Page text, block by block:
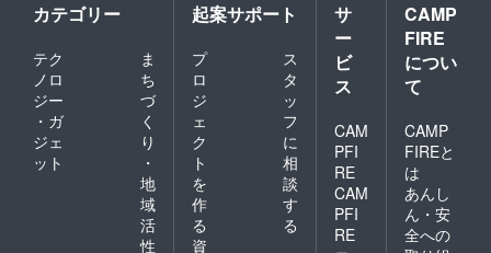
カテゴリー
テク
ノロ
ジー
・ガ
ジェ
ット
ま
ち
づ
く
り
・
地
域
活
性
起案サポート
プ
ロ
ジ
ェ
ク
ト
を
作
る
ス
タ
ッ
フ
に
相
談
す
る
資
サ
ー
ビ
ス
CAM
PFI
RE
CAM
PFI
RE
CAMP
FIRE
につい
て
CAMP
FIREと
は
あんし
ん・安
全への